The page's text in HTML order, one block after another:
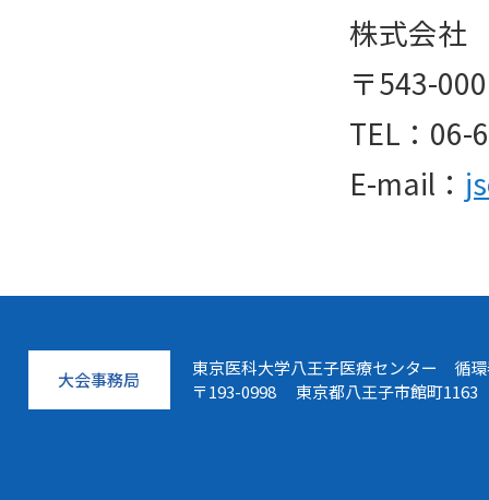
株式会社
〒543-
TEL：
E-mail：
大会事務局
東京医科大学八王子医療センター 循
〒193-0998 東京都八王子市館町1163